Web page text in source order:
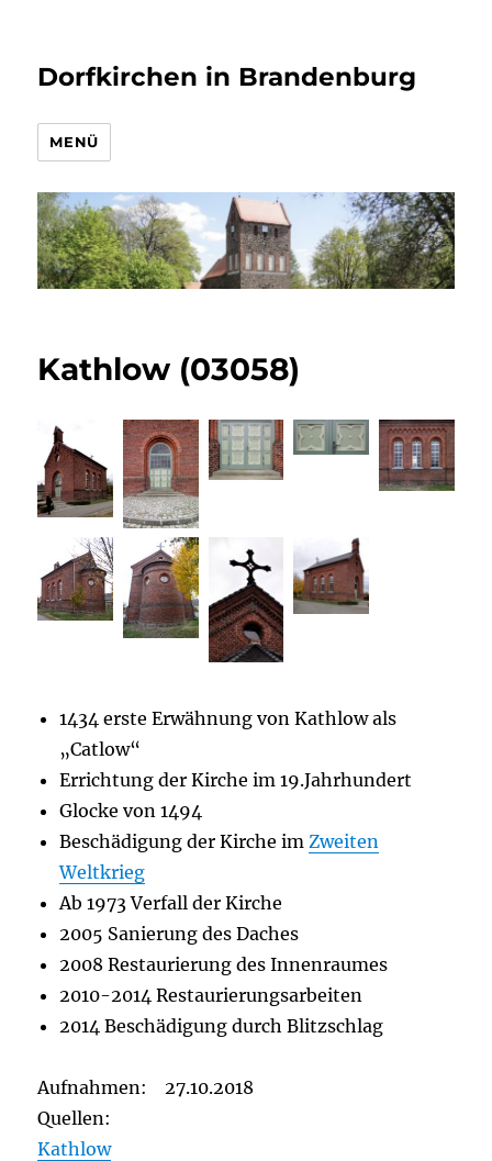
Dorfkirchen in Brandenburg
MENÜ
Kathlow (03058)
1434 erste Erwähnung von Kathlow als
„Catlow“
Errichtung der Kirche im 19.Jahrhundert
Glocke von 1494
Beschädigung der Kirche im Zweiten
Weltkrieg
Ab 1973 Verfall der Kirche
2005 Sanierung des Daches
2008 Restaurierung des Innenraumes
2010-2014 Restaurierungsarbeiten
2014 Beschädigung durch Blitzschlag
Aufnahmen: 27.10.2018
Quellen:
Kathlow